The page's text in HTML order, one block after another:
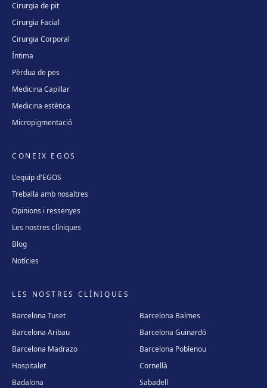
Cirurgia de pit
Cirurgia Facial
Cirurgia Corporal
Íntima
Pèrdua de pes
Medicina Capil·lar
Medicina estètica
Micropigmentació
CONEIX EGOS
L'equip d'EGOS
Treballa amb nosaltres
Opinions i ressenyes
Les nostres clíniques
Blog
Notícies
LES NOSTRES CLÍNIQUES
Barcelona Tuset
Barcelona Balmes
Barcelona Aribau
Barcelona Guinardó
Barcelona Madrazo
Barcelona Poblenou
Hospitalet
Cornellà
Badalona
Sabadell